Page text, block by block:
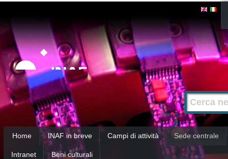
ai
contenuti.
|
Salta
alla
navigazione
Cerca nel
Ricerca
avanzata…
Home INAF in breve Campi di attività Sede centrale
Intranet Beni culturali